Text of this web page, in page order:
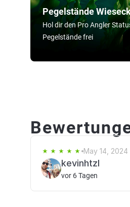
Pegelstände
Hol dir den Pro Angler
Pegelstände frei
May 14, 2024
kevinhtzl
vor 6 Tagen